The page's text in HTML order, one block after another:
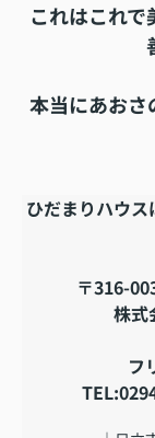
これはこれ
本当にあおさ
ひだまりハウ
〒316-
株
フ